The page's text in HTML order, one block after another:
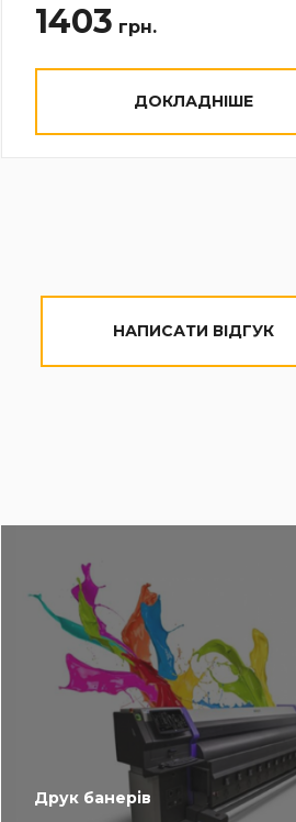
1403 грн.
ДОКЛАДНІШЕ
НАПИСАТИ ВІДГУК
Друк банерів